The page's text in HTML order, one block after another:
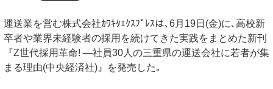
運送業を営む株式会社ｶﾜｷﾀｴｸｽﾌﾟﾚｽは､6⽉19⽇(⾦)に､高校新
卒者や業界未経験者の採用を続けてきた実践をまとめた新刊
『Z世代採用革命! ―社員30人の三重県の運送会社に若者が集
まる理由(中央経済社)』を発売した｡